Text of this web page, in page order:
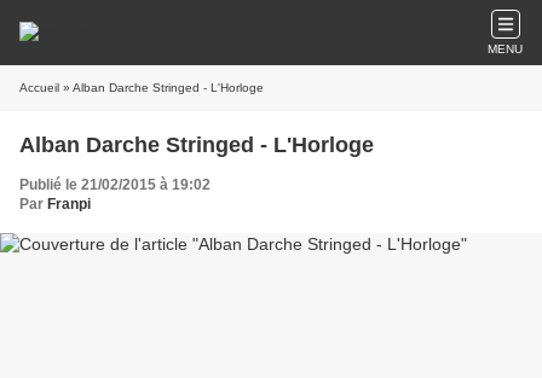
MENU
Accueil » Alban Darche Stringed - L'Horloge
Alban Darche Stringed - L'Horloge
Publié le 21/02/2015 à 19:02
Par Franpi